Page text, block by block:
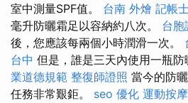
室中測量SPF值。 台南 外燴 記帳
毫升防曬霜足以容納約八次。 台胞
後，您應該每兩個小時潤滑一次。
台中 但是，誰是三天內使用一瓶防
業道德規範 整復師證照 當今的防
任務非常艱鉅。 seo 優化 運動按摩